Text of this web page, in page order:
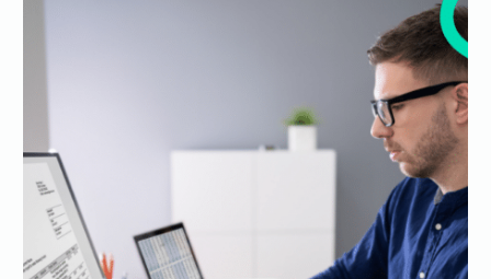
quelles obligations pour l’employeur ?
30 juil. 2026